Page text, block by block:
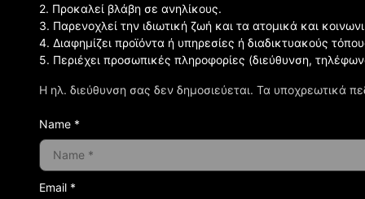
Η ηλ. διεύθυνση σας δεν δημοσιεύεται. Τα υποχρεωτικά
2. Προκαλεί βλάβη σε ανηλίκους.
3. Παρενοχλεί την ιδιωτική ζωή και τα ατομικά και
4. Διαφημίζει προϊόντα ή υπηρεσίες ή διαδικτυακούς
5. Περιέχει προσωπικές πληροφορίες (διεύθυνση,
Name *
Email *